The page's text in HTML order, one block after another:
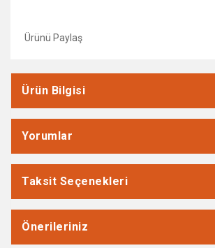
Ürünü Paylaş
Ürün Bilgisi
Yorumlar
Taksit Seçenekleri
Önerileriniz